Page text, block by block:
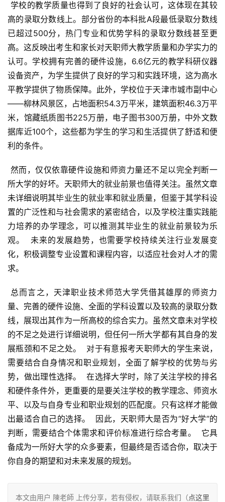
高的录取分数线上。部分省份的本科批A段最低录取分数线
已超过500分，热门专业和优势学科的录取分数线甚至更
高。这反映出考生和家长对天职师大教学质量和办学实力的
认可。学校拥有完善的硬件设施，6.6亿元的教学科研仪器
设备资产，为学生提供了良好的学习和实践环境，这为高水
平教学提供了物质保障。此外，学校位于天津市城市副中心
——柳林风景区，占地面积54.3万平米，建筑面积46.3万平
米，馆藏纸质图书225万册，电子图书300万册，中外文数
据库近100个，这些都为学生的学习和生活提供了舒适和便
利的条件。
所大学的好坏。天职师大的就业前景也值得关注。虽然文章
未详细说明其毕业生的就业率和就业质量，但鉴于其学科设
置的广泛性和与社会需求的紧密结合，以及学校注重实践能
力培养的办学理念，可以推测其毕业生的就业前景较为乐
观。  未来的发展趋势，也需要学校持续关注行业发展变
化，积极调整专业设置和课程内容，以适应社会对人才的需
求。
量、完善的硬件设施、全面的学科设置以及较高的录取分数
线，展现出其作为一所高校的综合实力。虽然文章未对学校
的不足之处进行详细说明，但任何一所大学都有其自身的发
展瓶颈和不足之处。  对于有意报考天职师大的学生来说，
需要结合自身情况和职业规划，全面了解学校的优势与劣
势，做出理性选择。  在选择大学时，除了关注学校的排名
和硬件条件外，更重要的是要关注学校的教学理念、师资水
平、以及与自身专业和职业规划的匹配度。只有这样才能做
出最适合自己的选择。  因此，天职师大是否为“好大学”的
判断，需要结合个体需求和评价标准进行综合考量。  它具
备成为一所好大学的众多要素，但最终是否适合你，取决于
你自身的期望和对未来发展的规划。
本文由用户 陳老師 上传分享，若有侵权，请联系我们（点这里